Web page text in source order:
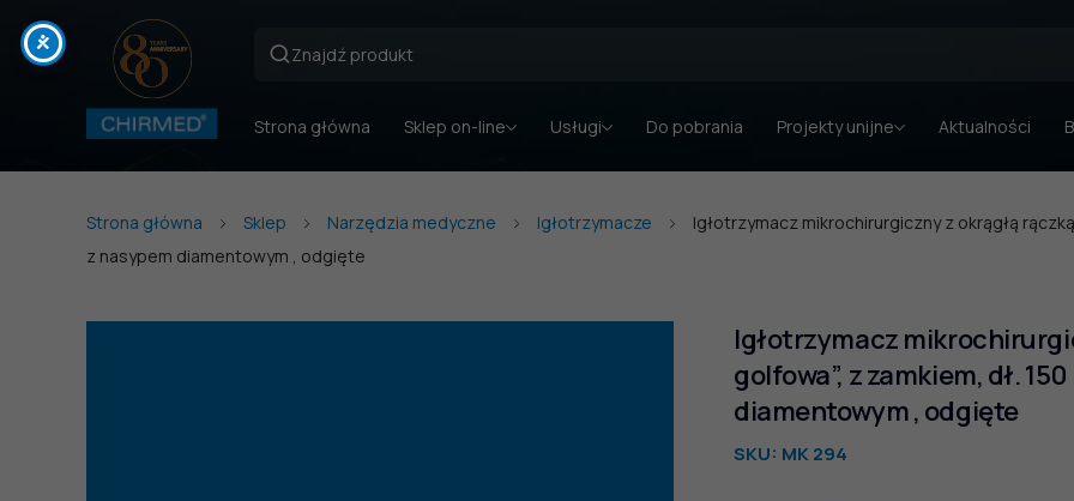
Strona główna Sklep on-line Usługi Do pobrania Projekty unijne Aktualności
Strona główna Sklep Narzędzia medyczne Igłotrzymacze
Igłotrzymacz mikrochirurgiczny z okrągłą
z nasypem diamentowym , odgięte
Igłotrzymacz
golfowa”, z zamkiem, dł.
diamentowym , odgięte
SKU: MK 294